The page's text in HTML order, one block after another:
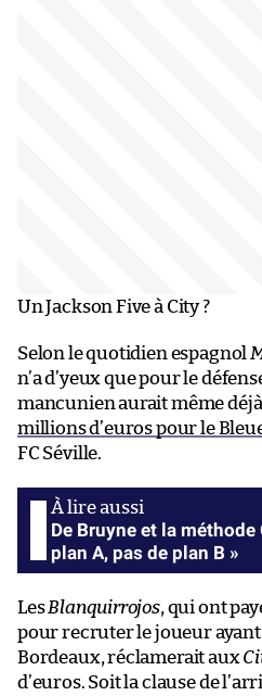
Un Jackson Five à City ?
Selon le quotidien espagnol
n’a d’yeux que pour le
mancunien aurait même
millions d’euros pour le
FC Séville.
De Bruyne et la méthode
plan A, pas de plan B »
LesBlanquirrojos, qui ont
pour recruter le joueur ayant
Bordeaux, réclamerait aux
d’euros. Soit la clause de